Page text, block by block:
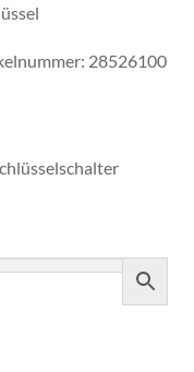
28526100